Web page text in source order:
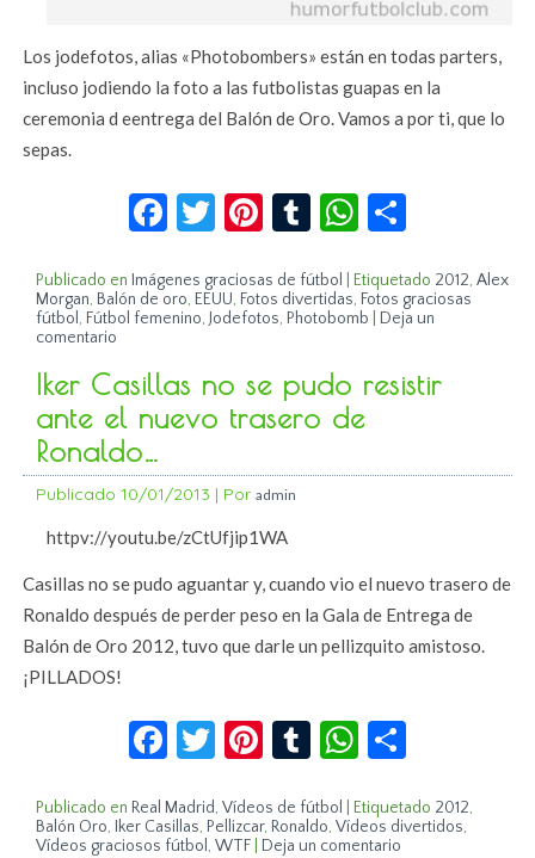
Los jodefotos, alias «Photobombers» están en todas parters,
incluso jodiendo la foto a las futbolistas guapas en la
ceremonia d eentrega del Balón de Oro. Vamos a por ti, que lo
sepas.
Facebook
Twitter
Pinterest
TumblrWhatsApp
Publicado en Imágenes graciosas de fútbol Etiquetado 2012,Alex
Morgan, Balón de oro, EEUU, Fotos divertidas, Fotos graciosas
fútbol , Fútbol femenino, Jodefotos, Photobomb
Deja un
comentario
Iker Casillas no se pudo resistir
ante el nuevo trasero de
Ronaldo…
Publicado 10/01/2013 | Por admin
httpv://youtu.be/zCtUfjip1WA
Casillas no se pudo aguantar y, cuando vio el nuevo trasero de
Ronaldo después de perder peso en la Gala de Entrega de
Balón de Oro 2012, tuvo que darle un pellizquito amistoso.
¡PILLADOS!
Facebook
Twitter
Pinterest
TumblrWhatsApp
Publicado en Real Madrid,Vídeos de fútbol Etiquetado 2012,
Balón Oro, Iker Casillas, Pellizcar, Ronaldo,Vídeos divertidos,
Vídeos graciosos fútbol ,WTF Deja un comentario